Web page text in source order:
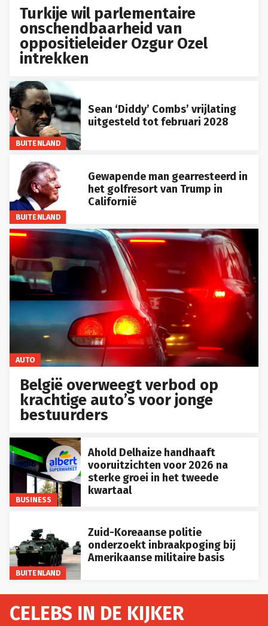
Turkije wil parlementaire
onschendbaarheid van
oppositieleider Ozgur Ozel
intrekken
BUITENLAND
Sean ‘Diddy’ Combs’ vrijlating
uitgesteld tot februari 2028
BUITENLAND
Gewapende man gearresteerd in
het golfresort van Trump in
Californië
AUTO
België overweegt verbod op
krachtige auto’s voor jonge
bestuurders
BUSINESS
Ahold Delhaize handhaaft
vooruitzichten voor 2026 na
sterke groei in het tweede
kwartaal
BUITENLAND
Zuid-Koreaanse politie
onderzoekt inbraakpoging bij
Amerikaanse militaire basis
CELEBS IN DE KIJKER